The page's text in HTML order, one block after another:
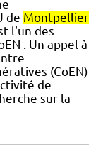
de Montpellier
l'un des
. Un appel à
(CoEN)
de
sur la